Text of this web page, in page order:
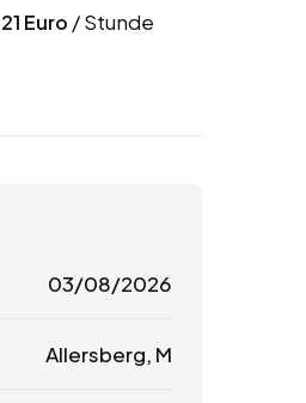
21 Euro / Stunde
03/08/2026
Allersberg, M